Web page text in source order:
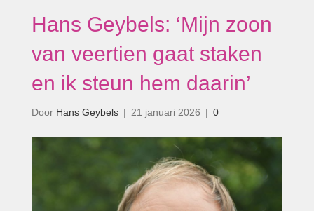
Hans Geybels: ‘Mijn zoon
van veertien gaat staken
en ik steun hem daarin’
Door Hans Geybels | 21 januari 2026 | 0